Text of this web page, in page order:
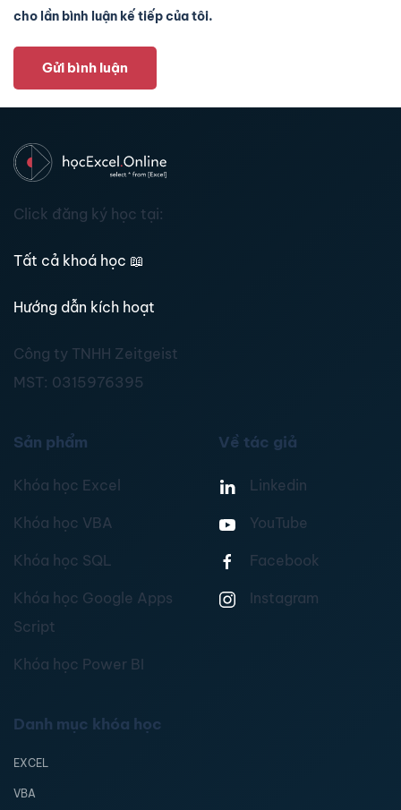
cho lần bình luận kế tiếp của tôi.
Gửi bình luận
Click đăng ký học tại:
Tất cả khoá học 📖
Hướng dẫn kích hoạt
Công ty TNHH Zeitgeist
MST: 0315976395
Sản phẩm
Khóa học Excel
Khóa học VBA
Khóa học SQL
Khóa học Google Apps
Script
Khóa học Power BI
Về tác giả
Linkedin
YouTube
Facebook
Instagram
Danh mục khóa học
EXCEL
VBA